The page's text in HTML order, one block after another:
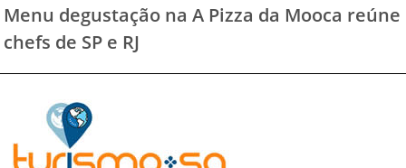
Menu degustação na A Pizza da Mooca reúne
chefs de SP e RJ